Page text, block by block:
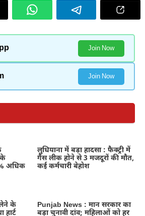
Join Now
Join Now
अधिक
लुधियाना में बड़ा हादसा : फैक्ट्री में
गैस लीक होने से 3 मजदूरों की मौत,
कई कर्मचारी बेहोश
के
Punjab News : मान सरकार का
बड़ा चुनावी दांव; महिलाओं को हर